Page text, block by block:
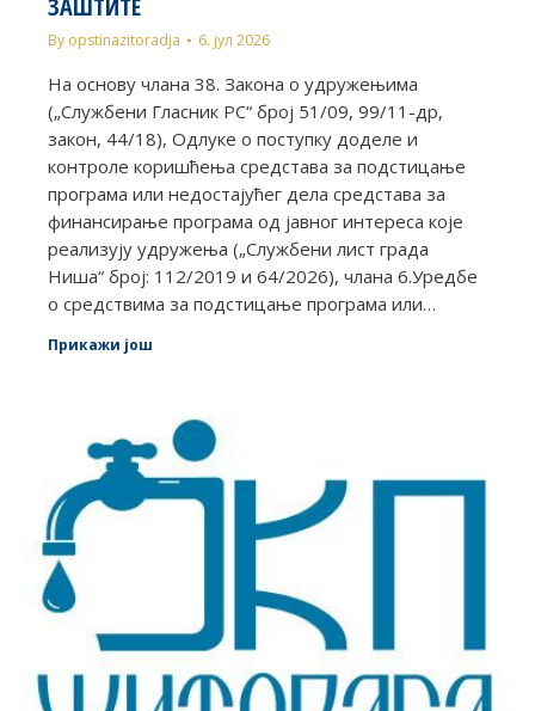
ЗАШТИТЕ
By opstinazitoradja 6. јул 2026
На основу члана 38. Закона о удружењима
(„Службени Гласник РС“ број 51/09, 99/11-др,
закон, 44/18), Одлуке о поступку доделе и
контроле коришћења средстава за подстицање
програма или недостајућег дела средстава за
финансирање програма од јавног интереса које
реализују удружења („Службени лист града
Ниша“ број: 112/2019 и 64/2026), члана 6.Уредбе
о средствима за подстицање програма или…
Прикажи још